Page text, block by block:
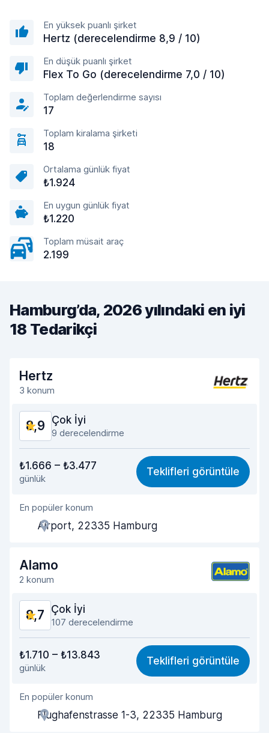
En yüksek puanlı şirket
Hertz (derecelendirme 8,9 / 10)
En düşük puanlı şirket
Flex To Go (derecelendirme 7,0 / 10)
Toplam değerlendirme sayısı
17
Toplam kiralama şirketi
18
Ortalama günlük fiyat
₺1.924
En uygun günlük fiyat
₺1.220
Toplam müsait araç
2.199
Hamburg’da, 2026 yılındaki en iyi
18 Tedarikçi
Hertz
3 konum
8,9 Çok İyi
9 derecelendirme
8,6
Bulma kolaylığı 9,2
Temsilci yardımseverliği
Teslim alma hızı
Teslim etme hızı 9,0
Aracın genel durumu
₺1.666 – ₺3.477
günlük
Teklifleri görüntüle
En popüler konum
Airport, 22335 Hamburg
Alamo
2 konum
8,7 Çok İyi
107 derecelendirme
8,3
Bulma kolaylığı 8,9
Temsilci yardımseverliği
Teslim alma hızı
₺1.710 – ₺13.843
günlük
Teklifleri görüntüle
En popüler konum
Flughafenstrasse 1-3, 22335 Hamburg